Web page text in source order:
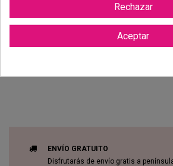
ENVÍO GRATUITO
Disfrutarás de envío gratis a
Rechazar
Aceptar